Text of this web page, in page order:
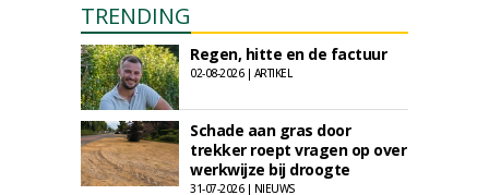
TRENDING
Regen, hitte en de factuur
02-08-2026 | ARTIKEL
Schade aan gras door
trekker roept vragen op over
werkwijze bij droogte
31-07-2026 | NIEUWS